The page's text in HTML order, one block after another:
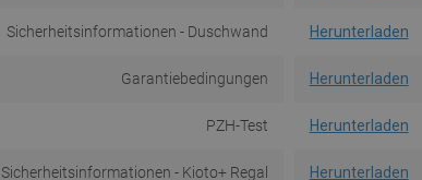
Sicherheitsinformationen - Duschwand Herunterladen
Garantiebedingungen Herunterladen
PZH-Test Herunterladen
Sicherheitsinformationen - Kioto+ Regal Herunterladen